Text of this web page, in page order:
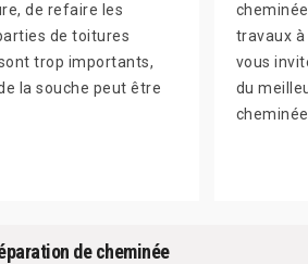
de refaire les
de toitures
trop importants,
la souche peut être
travaux
vous
du
cheminée.
de cheminée